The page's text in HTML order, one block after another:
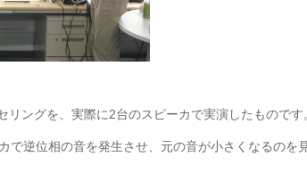
ングを、実際に2台のスピーカで実演したものです
逆位相の音を発生させ、元の音が小さくなるのを